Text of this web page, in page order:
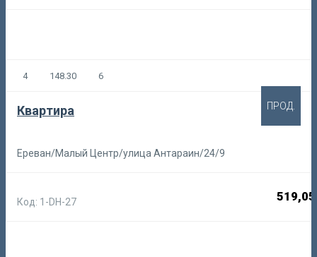
4 148.30 6
Квартира
Ереван/Малый Центр/улица Антараин/24/9
Код: 1-DH-27
ПРОД.